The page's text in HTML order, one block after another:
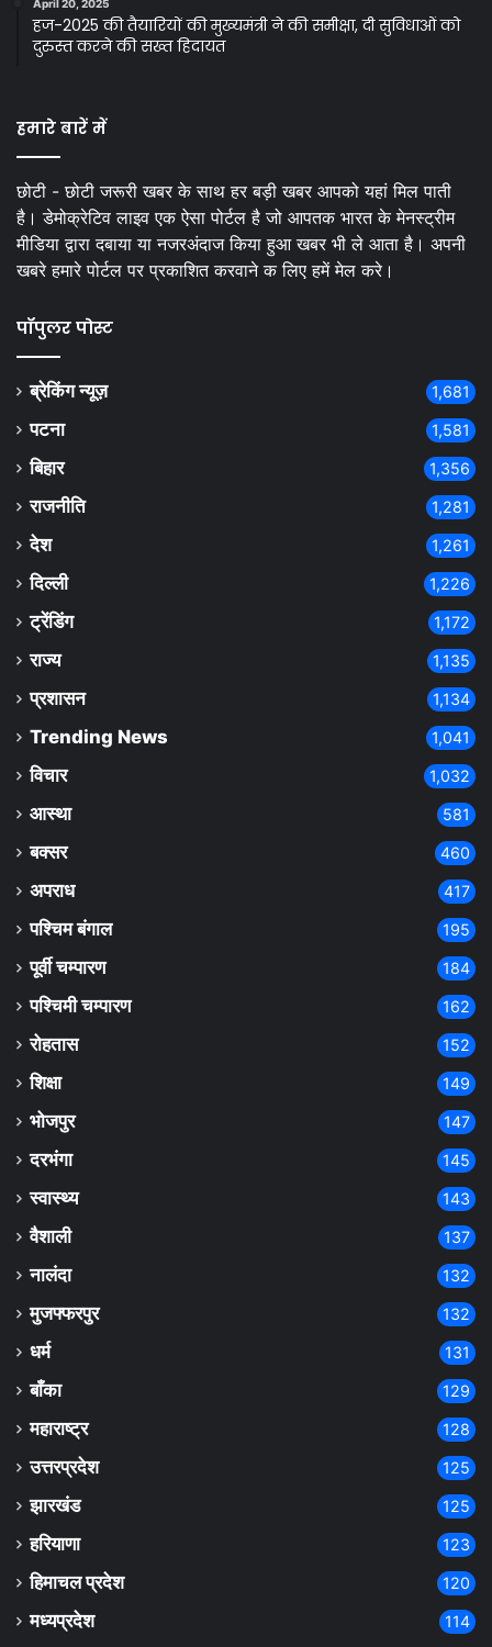
April 20, 2025
हज-2025 की तैयारियों की मुख्यमंत्री ने की समीक्षा, दी सुविधाओं को
दुरुस्त करने की सख्त हिदायत
हमारे बारें में
छोटी - छोटी जरूरी खबर के साथ हर बड़ी खबर आपको यहां मिल पाती
है। डेमोक्रेटिव लाइव एक ऐसा पोर्टल है जो आपतक भारत के मेनस्ट्रीम
मीडिया द्वारा दबाया या नजरअंदाज किया हुआ खबर भी ले आता है। अपनी
खबरे हमारे पोर्टल पर प्रकाशित करवाने क लिए हमें मेल करे।
पॉपुलर पोस्ट
ब्रेकिंग न्यूज़ 1,681
पटना 1,581
बिहार 1,356
राजनीति 1,281
देश 1,261
दिल्ली 1,226
ट्रेंडिंग 1,172
राज्य 1,135
प्रशासन 1,134
Trending News 1,041
विचार 1,032
आस्था 581
बक्सर 460
अपराध 417
पश्चिम बंगाल 195
पूर्वी चम्पारण 184
पश्चिमी चम्पारण 162
रोहतास 152
शिक्षा 149
भोजपुर 147
दरभंगा 145
स्वास्थ्य 143
वैशाली 137
नालंदा 132
मुजफ्फरपुर 132
धर्म 131
बाँका 129
महाराष्ट्र 128
उत्तरप्रदेश 125
झारखंड 125
हरियाणा 123
हिमाचल प्रदेश 120
मध्यप्रदेश 114